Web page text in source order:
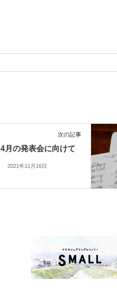
次の記事
4月の発表会に向けて
2021年11月16日